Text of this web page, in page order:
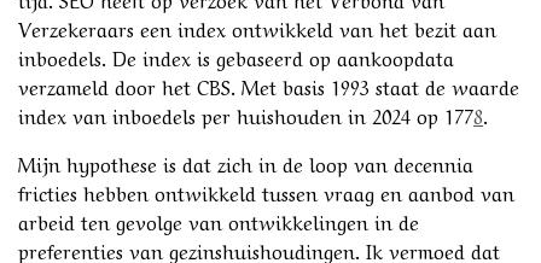
Verzekeraars een index ontwikkeld van het bezit aan
inboedels. De index is gebaseerd op aankoopdata
verzameld door het CBS. Met basis 1993 staat de waarde
index van inboedels per huishouden in 2024 op 1778.
Mijn hypothese is dat zich in de loop van decennia
fricties hebben ontwikkeld tussen vraag en aanbod van
arbeid ten gevolge van ontwikkelingen in de
preferenties van gezinshuishoudingen. Ik vermoed dat